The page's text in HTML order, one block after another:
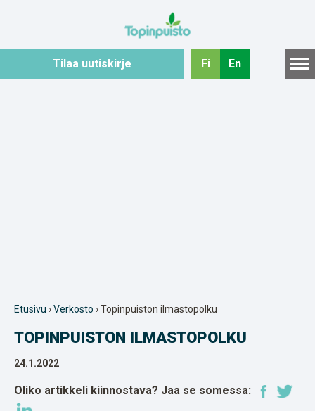
Tilaa uutiskirje Fi En
Etusivu ›Verkosto › Topinpuiston ilmastopolku
TOPINPUISTON ILMASTOPOLKU
24.1.2022
Oliko artikkeli kiinnostava? Jaa se somessa: